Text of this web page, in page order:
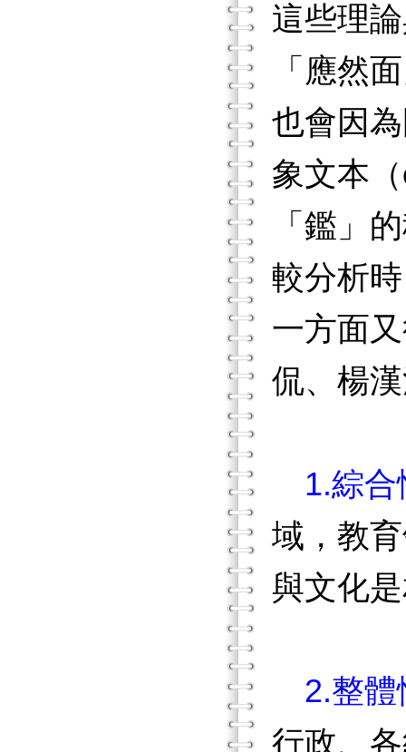
這些理
「應然
也會因
象文本
「鑑」
較分析
一方面
侃、楊
1.綜
域，教
與文化
2.整
行政、